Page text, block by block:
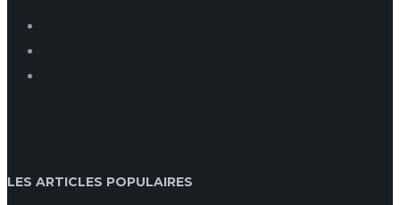
LES ARTICLES POPULAIRES